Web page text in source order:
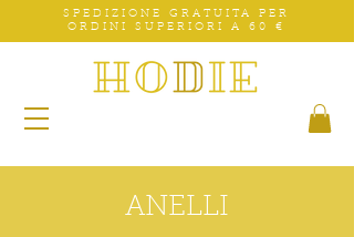
SPEDIZIONE GRATUITA PER
ORDINI SUPERIORI A 60 €
ANELLI